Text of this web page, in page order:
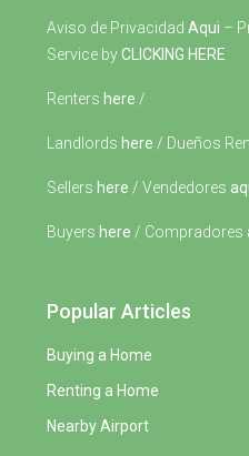
Aviso de Privacidad Aqui –
Service byCLICKING HERE
Renters here /
Landlords here / Dueños
Sellers here / Vendedores
Buyers here / Compradores
Popular Articles
Buying a Home
Renting a Home
Nearby Airport